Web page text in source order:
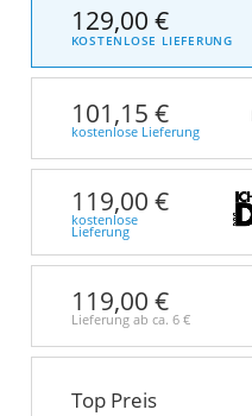
129,00 €
KOSTENLOSE LIEFERUNG
101,15 €
kostenlose Lieferung
119,00 €
kostenlose
Lieferung
119,00 €
Lieferung ab ca. 6 €
Top Preis